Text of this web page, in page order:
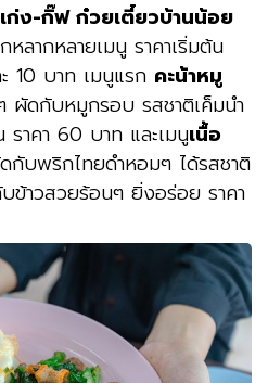
ก่ง-กิ๊ฟ ก๋วยเตี๋ยวบ้านน้อย
หลากหลายเมนู ราคาเริ่มต้น
10 บาท เมนูแรก คะน้าหมู
ผัดกับหมูกรอบ รสชาติเค็มนำ
าคา 60 บาท และเมนูเนื้อ
กับพริกไทยดำหอมๆ ได้รสชาติ
ข้าวสวยร้อนๆ ยิ่งอร่อย ราคา